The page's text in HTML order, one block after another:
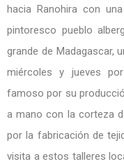
hacia Ranohira con
pintoresco pueblo
grande de Madagascar,
miércoles y jueves
famoso por su
a mano con la corteza
por la fabricación de
visita a estos talleres